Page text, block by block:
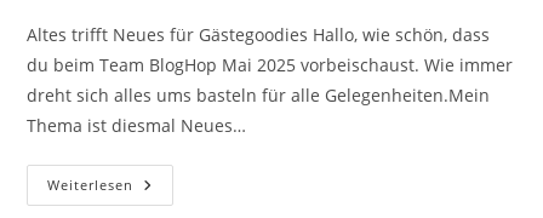
Altes trifft Neues für Gästegoodies Hallo, wie schön, dass
du beim Team BlogHop Mai 2025 vorbeischaust. Wie immer
dreht sich alles ums basteln für alle Gelegenheiten.Mein
Thema ist diesmal Neues…
Weiterlesen